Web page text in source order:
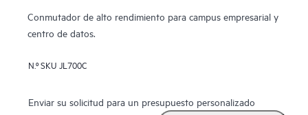
Conmutador de alto rendimiento para campus empresarial y
centro de datos.
N.º SKU JL700C
Enviar su solicitud para un presupuesto personalizado